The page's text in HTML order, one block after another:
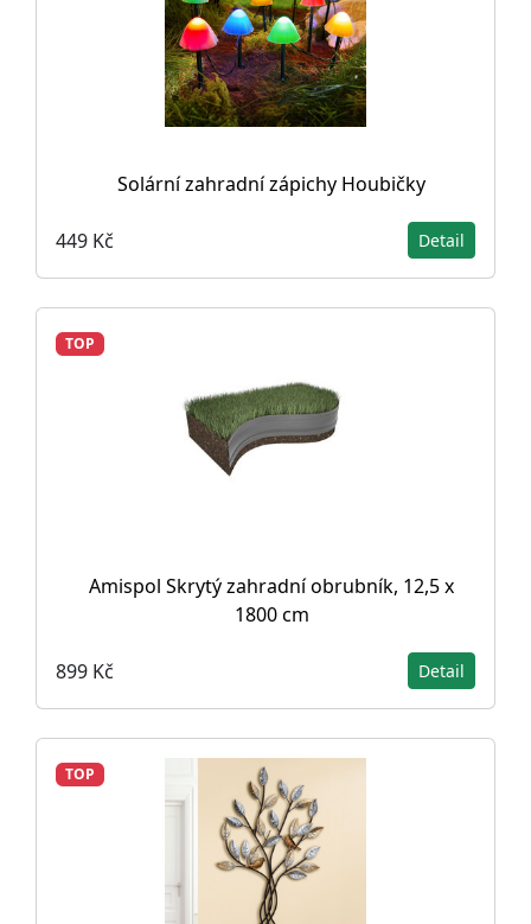
Solární zahradní zápichy Houbičky
449 Kč Detail
TOP
Amispol Skrytý zahradní obrubník, 12,5 x
1800 cm
899 Kč Detail
TOP